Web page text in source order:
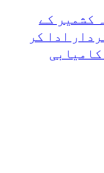
کشمیر کے
ادا کر